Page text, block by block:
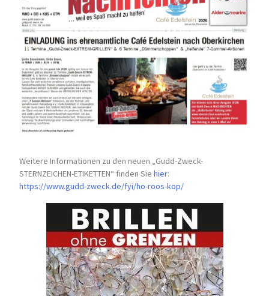
Weitere Informationen zu den neuen „Gudd-Zweck-
STERNZEICHEN-ETIKETTEN“ finden Siehier:
https://www.gudd-zweck.de/fyi/ho-roos-kop/